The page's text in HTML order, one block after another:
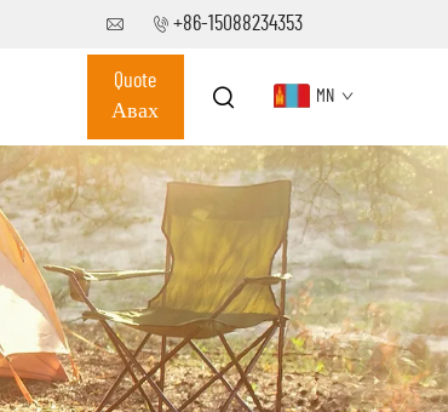
+86-15088234353
Quote
Авах
MN